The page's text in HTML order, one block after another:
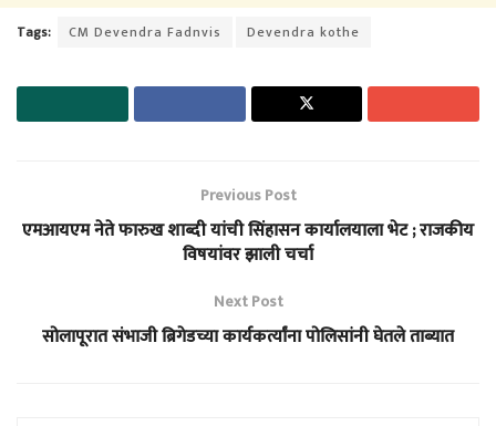
Tags: CM Devendra Fadnvis Devendra kothe
Previous Post
एमआयएम नेते फारुख शाब्दी यांची सिंहासन कार्यालयाला भेट ; राजकीय
विषयांवर झाली चर्चा
Next Post
सोलापूरात संभाजी ब्रिगेडच्या कार्यकर्त्यांना पोलिसांनी घेतले ताब्यात